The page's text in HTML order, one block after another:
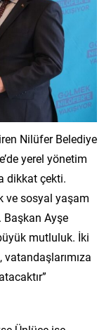
Nilüfer Belediye
yerel yönetim
dikkat çekti.
ve sosyal yaşam
Ayşe
mutluluk. İki